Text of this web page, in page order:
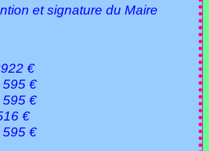
et signature du Maire
€
€
€
€
€